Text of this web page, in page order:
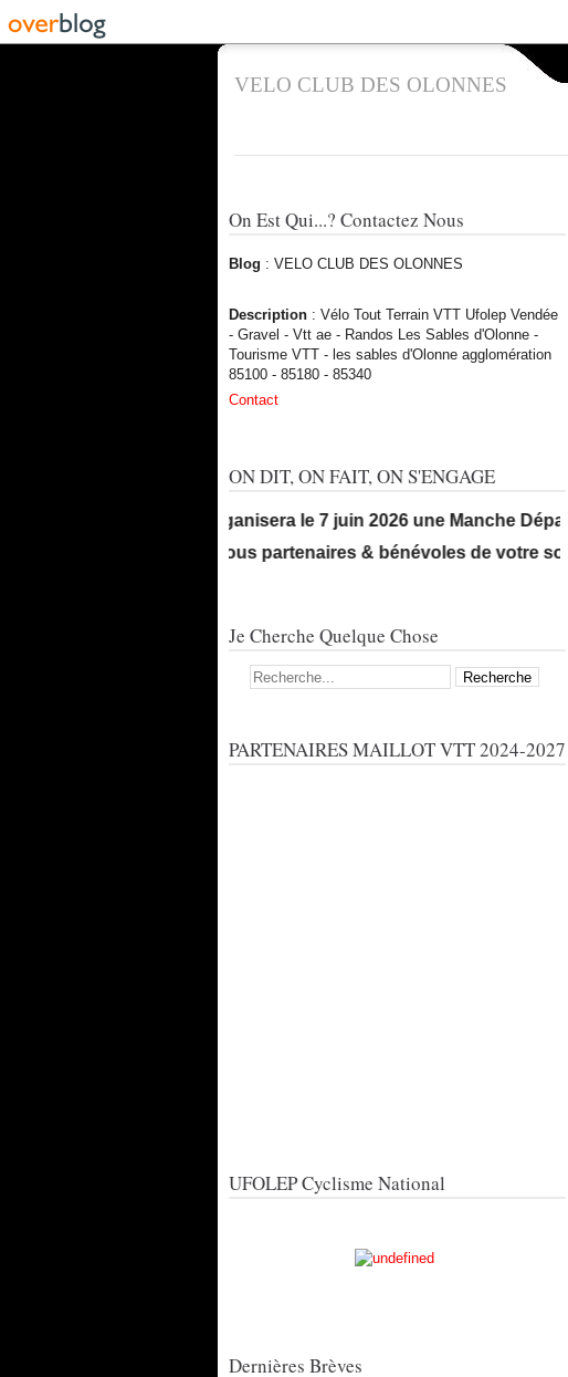
VELO CLUB DES OLONNES
On Est Qui...? Contactez Nous
Blog : VELO CLUB DES OLONNES
Description : Vélo Tout Terrain VTT Ufolep Vendée
- Gravel - Vtt ae - Randos Les Sables d'Olonne -
Tourisme VTT - les sables d'Olonne agglomération
85100 - 85180 - 85340
Contact
ON DIT, ON FAIT, ON S'ENGAGE
Le VCO organisera le 7 juin 2026 une Manche
! Merci à tous partenaires & bénévoles de votre
Je Cherche Quelque Chose
PARTENAIRES MAILLOT VTT 2024-2027
UFOLEP Cyclisme National
Dernières Brèves